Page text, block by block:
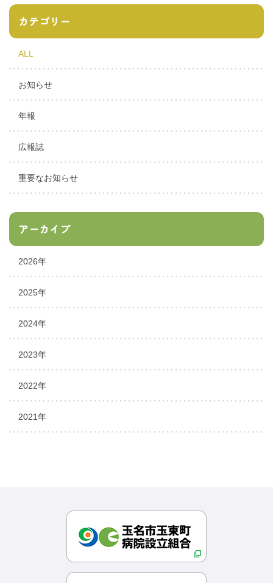
カテゴリー
ALL
お知らせ
年報
広報誌
重要なお知らせ
アーカイブ
2026年
2025年
2024年
2023年
2022年
2021年